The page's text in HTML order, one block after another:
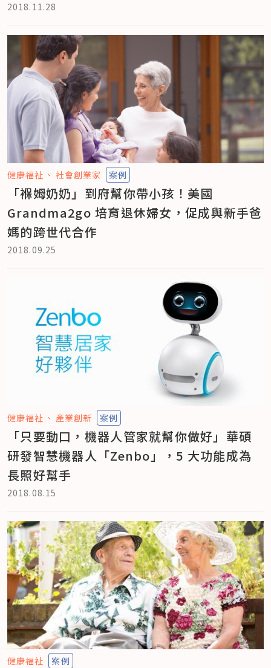
2018.11.28
健康福祉 社會創業家 案例
「褓姆奶奶」到府幫你帶小孩！美國
Grandma2go 培育退休婦女，促成與新手爸
媽的跨世代合作
2018.09.25
健康福祉 產業創新 案例
「只要動口，機器人管家就幫你做好」華碩
研發智慧機器人「Zenbo」，5 大功能成為
長照好幫手
2018.08.15
健康福祉 案例